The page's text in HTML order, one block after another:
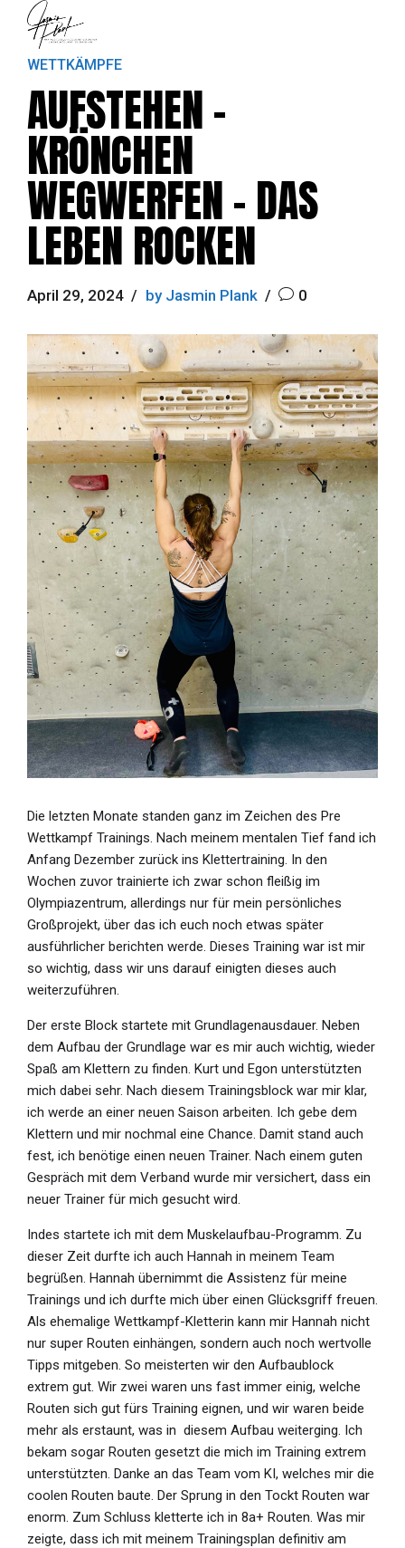
WETTKÄMPFE
AUFSTEHEN –
KRÖNCHEN
WEGWERFEN – DAS
LEBEN ROCKEN
April 29, 2024 by Jasmin Plank 0
Die letzten Monate standen ganz im Zeichen des Pre
Wettkampf Trainings. Nach meinem mentalen Tief fand ich
Anfang Dezember zurück ins Klettertraining. In den
Wochen zuvor trainierte ich zwar schon fleißig im
Olympiazentrum, allerdings nur für mein persönliches
Großprojekt, über das ich euch noch etwas später
ausführlicher berichten werde. Dieses Training war ist mir
so wichtig, dass wir uns darauf einigten dieses auch
weiterzuführen.
Der erste Block startete mit Grundlagenausdauer. Neben
dem Aufbau der Grundlage war es mir auch wichtig, wieder
Spaß am Klettern zu finden. Kurt und Egon unterstützten
mich dabei sehr. Nach diesem Trainingsblock war mir klar,
ich werde an einer neuen Saison arbeiten. Ich gebe dem
Klettern und mir nochmal eine Chance. Damit stand auch
fest, ich benötige einen neuen Trainer. Nach einem guten
Gespräch mit dem Verband wurde mir versichert, dass ein
neuer Trainer für mich gesucht wird.
Indes startete ich mit dem Muskelaufbau-Programm. Zu
dieser Zeit durfte ich auch Hannah in meinem Team
begrüßen. Hannah übernimmt die Assistenz für meine
Trainings und ich durfte mich über einen Glücksgriff freuen.
Als ehemalige Wettkampf-Kletterin kann mir Hannah nicht
nur super Routen einhängen, sondern auch noch wertvolle
Tipps mitgeben. So meisterten wir den Aufbaublock
extrem gut. Wir zwei waren uns fast immer einig, welche
Routen sich gut fürs Training eignen, und wir waren beide
mehr als erstaunt, was in diesem Aufbau weiterging. Ich
bekam sogar Routen gesetzt die mich im Training extrem
unterstützten. Danke an das Team vom KI, welches mir die
coolen Routen baute. Der Sprung in den Tockt Routen war
enorm. Zum Schluss kletterte ich in 8a+ Routen. Was mir
zeigte, dass ich mit meinem Trainingsplan definitiv am